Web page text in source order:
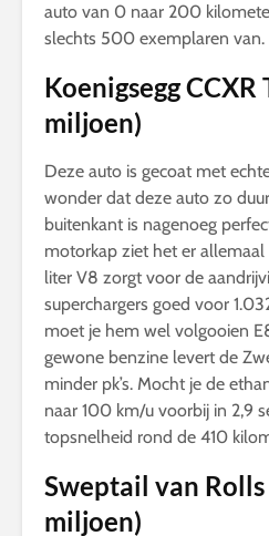
auto van 0 naar 200
slechts 500 exemplaren van.
Koenigsegg
miljoen)
Deze auto is gecoat met
wonder dat deze auto zo
buitenkant is nagenoeg
motorkap ziet het er allemaal
liter V8 zorgt voor de
superchargers goed voor
moet je hem wel volgooien
gewone benzine levert de
minder pk’s. Mocht je de
naar 100 km/u voorbij in 2,9
topsnelheid rond de 410
Sweptail van
miljoen)